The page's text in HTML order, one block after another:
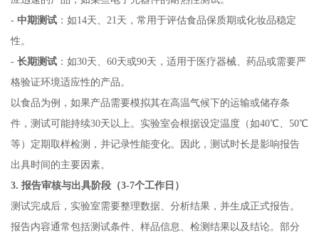
- 中期测试：如14天、21天，常用于评估食品保质期或化妆品稳定
性。
- 长期测试：如30天、60天或90天，适用于医疗器械、药品或需要严
格验证环境适应性的产品。
以食品为例，如果产品需要模拟其在高温气候下的运输或储存条
件，测试可能持续30天以上。实验室会根据设定温度（如40℃、50℃
等）定期取样检测，并记录性能变化。因此，测试时长是影响报告
出具时间的主要因素。
3. 报告审核与出具阶段（3-7个工作日）
测试完成后，实验室需要整理数据、分析结果，并生成正式报告。
报告内容通常包括测试条件、样品信息、检测结果以及结论。部分